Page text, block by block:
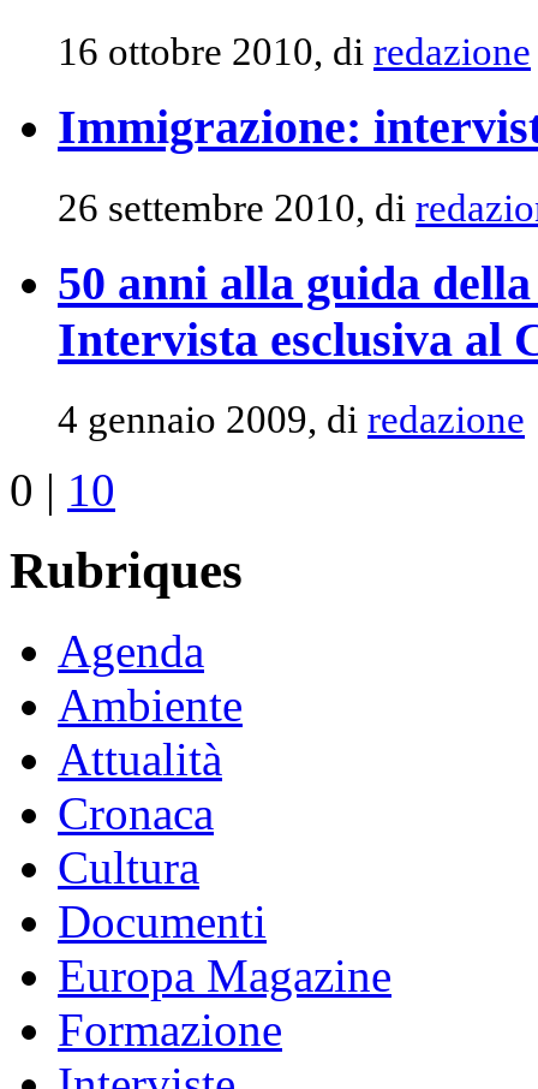
16 ottobre 2010, di redazione
Immigrazione:
26 settembre 2010, di
50 anni alla guida
Intervista esclusiva al
4 gennaio 2009, di redazione
0 | 10
Rubriques
Agenda
Ambiente
Attualità
Cronaca
Cultura
Documenti
Europa Magazine
Formazione